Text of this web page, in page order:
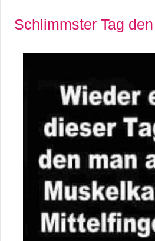
Schlimmster Tag